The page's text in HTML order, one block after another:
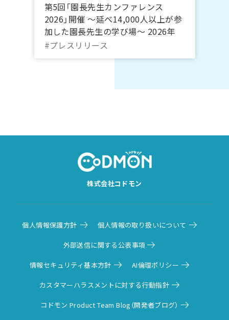
第5回「園長先生カンファレンス
2026」開催 ～延べ14,000人以上が参
加した園長先生の学び場～ 2026年
10月20日～22日＠オンライン｜コド
#プレスリリース
株式会社コドモン
個人情報保護方針 個人情報の取り扱いについて
外部送信に関する公表事項
情報セキュリティ基本方針 AI倫理ポリシー
カスタマーハラスメントに対する行動指針
コドモン Product Team Blog（開発者ブログ）